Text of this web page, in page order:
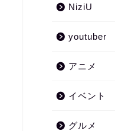
NiziU
youtuber
アニメ
イベント
グルメ